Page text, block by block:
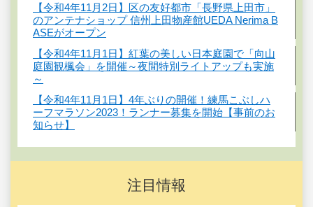
【令和4年11月2日】区の友好都市「長野県上田市」
のアンテナショップ 信州上田物産館UEDA Nerima B
ASEがオープン
【令和4年11月1日】紅葉の美しい日本庭園で「向山
庭園観楓会」を開催～夜間特別ライトアップも実施
～
【令和4年11月1日】4年ぶりの開催！練馬こぶしハ
ーフマラソン2023！ランナー募集を開始【事前のお
知らせ】
注目情報